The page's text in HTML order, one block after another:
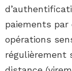
paiements
opérations
régulièrement